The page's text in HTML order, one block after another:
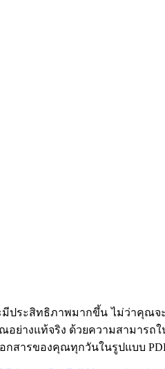
ะมีประสิทธิภาพมากขึ้น ไม่ว่าคุณ
ย่างแท้จริง ด้วยความสามารถใ
กสารของคุณทุกวันในรูปแบบ